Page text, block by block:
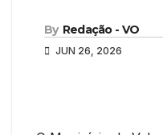
By Redação - VO
JUN 26, 2026